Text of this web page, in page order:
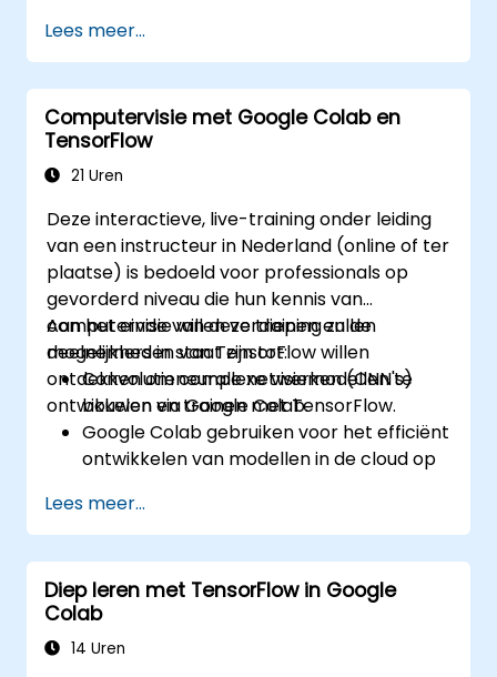
Lees meer...
Computervisie met Google Colab en
TensorFlow
21 Uren
Deze interactieve, live-training onder leiding
van een instructeur in Nederland (online of ter
plaatse) is bedoeld voor professionals op
gevorderd niveau die hun kennis van
computervisie willen verdiepen en de
mogelijkheden van TensorFlow willen
ontdekken om complexe visiemodellen te
ontwikkelen via Google Colab.
Aan het einde van deze training zullen
deelnemers in staat zijn tot:
Convolutieneurale netwerken (CNN's)
bouwen en trainen met TensorFlow.
Google Colab gebruiken voor het efficiënt
ontwikkelen van modellen in de cloud op
Technieken toepassen voor
beeldvoorbereiding bij
computervisietaken.
Computervisiemodellen implementeren
voor praktische toepassingen.
Transfer learning benutten om de
Lees meer...
Diep leren met TensorFlow in Google
Colab
14 Uren